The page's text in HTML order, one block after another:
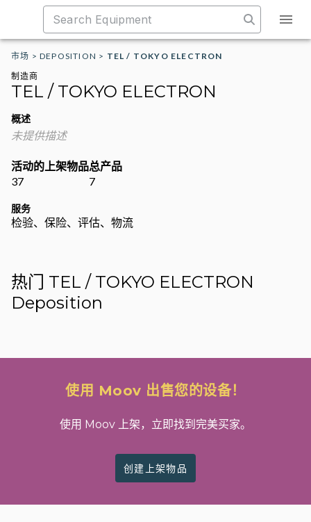
市场 >DEPOSITION > TEL / TOKYO ELECTRON
制造商
TEL / TOKYO ELECTRON
概述
未提供描述
活动的上架物品
37
总产品
7
服务
检验、保险、评估、物流
热门 TEL / TOKYO ELECTRON
Deposition
使用 Moov 出售您的设备！
使用 Moov 上架，立即找到完美买家。
创建上架物品